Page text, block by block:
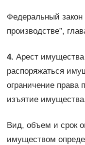
Федеральный
производстве”,
4. Арест имущества
распоряжаться
ограничение
изъятие
Вид, объем и срок
имуществом